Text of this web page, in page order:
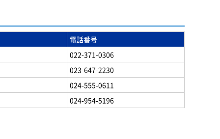
電話番号
022-371-0306
023-647-2230
024-555-0611
024-954-5196